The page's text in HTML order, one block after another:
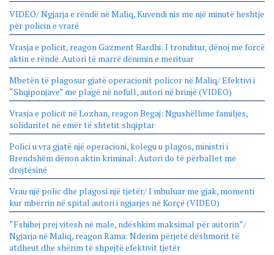
VIDEO/ Ngjarja e rëndë në Maliq, Kuvendi nis me një minutë heshtje
për policin e vrarë
Vrasja e policit, reagon Gazment Bardhi: I tronditur, dënoj me forcë
aktin e rëndë. Autori të marrë dënimin e merituar
Mbetën të plagosur gjatë operacionit policor në Maliq/ Efektivi i
“Shqiponjave” me plagë në nofull, autori në brinjë (VIDEO)
Vrasja e policit në Lozhan, reagon Begaj: Ngushëllime familjes,
solidaritet në emër të shtetit shqiptar
Polici u vra gjatë një operacioni, kolegu u plagos, ministri i
Brendshëm dënon aktin kriminal: Autori do të përballet me
drejtësinë
Vrau një polic dhe plagosi një tjetër/ I mbuluar me gjak, momenti
kur mbërrin në spital autori i ngjarjes në Korçë (VIDEO)
“Fshihej prej vitesh në male, ndëshkim maksimal për autorin”/
Ngjarja në Maliq, reagon Rama: Nderim përjetë dëshmorit të
atdheut dhe shërim të shpejtë efektivit tjetër